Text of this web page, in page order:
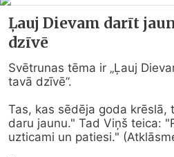
Ļauj Dievam darīt
dzīvē
Svētrunas tēma ir „Ļauj
tavā dzīvē”.
Tas, kas sēdēja goda krēslā,
daru jaunu." Tad Viņš teica:
uzticami un patiesi."